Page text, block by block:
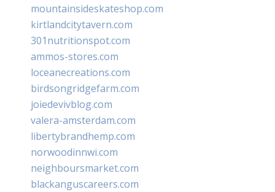
mountainsideskateshop.com
kirtlandcitytavern.com
301nutritionspot.com
ammos-stores.com
loceanecreations.com
birdsongridgefarm.com
joiedevivblog.com
valera-amsterdam.com
libertybrandhemp.com
norwoodinnwi.com
neighboursmarket.com
blackanguscareers.com